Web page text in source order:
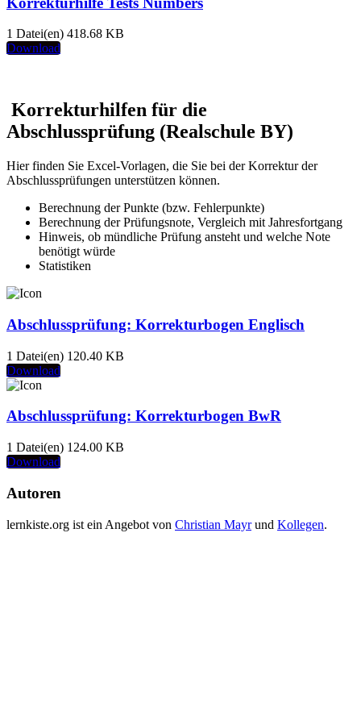
1 Datei(en) 418.68 KB
Download
Korrekturhilfen für die
Abschlussprüfung (Realschule BY)
Hier finden Sie Excel-Vorlagen, die Sie bei der Korrektur der
Abschlussprüfungen unterstützen können.
Berechnung der Punkte (bzw. Fehlerpunkte)
Berechnung der Prüfungsnote, Vergleich mit Jahresfortgang
Hinweis, ob mündliche Prüfung ansteht und welche Note
benötigt würde
Statistiken
Abschlussprüfung: Korrekturbogen Englisch
1 Datei(en) 120.40 KB
Download
Abschlussprüfung: Korrekturbogen BwR
1 Datei(en) 124.00 KB
Download
Autoren
lernkiste.org ist ein Angebot von Christian Mayrund Kollegen.